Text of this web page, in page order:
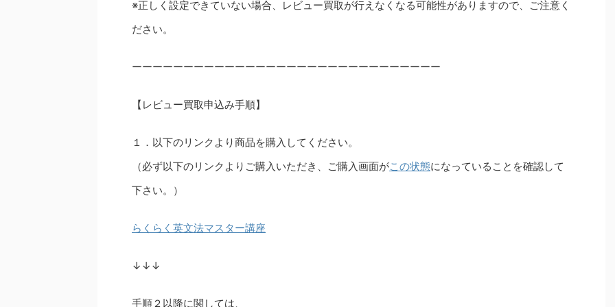
※正しく設定できていない場合、レビュー買取が行えなくなる可能性がありますので、ご注意く
ださい。
ーーーーーーーーーーーーーーーーーーーーーーーーーーーーーー
【レビュー買取申込み手順】
１．以下のリンクより商品を購入してください。
（必ず以下のリンクよりご購入いただき、ご購入画面がこの状態になっていることを確認して
下さい。）
らくらく英文法マスター講座
↓↓↓
手順２以降に関しては、